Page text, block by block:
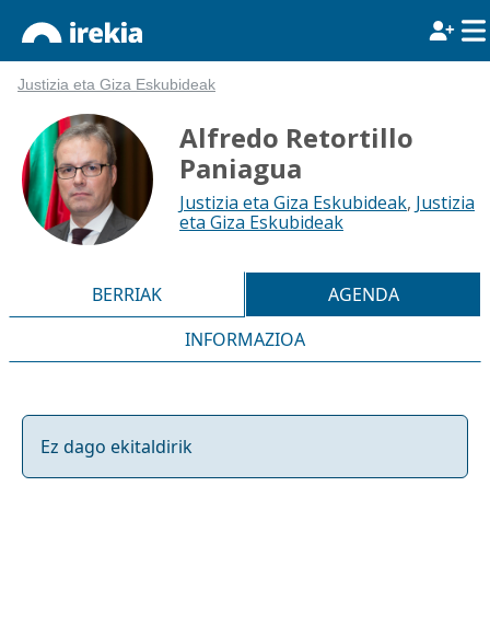
Justizia eta Giza Eskubideak
Alfredo Retortillo
Paniagua
Justizia eta Giza Eskubideak, Justizia
eta Giza Eskubideak
BERRIAK
AGENDA
INFORMAZIOA
Ez dago ekitaldirik